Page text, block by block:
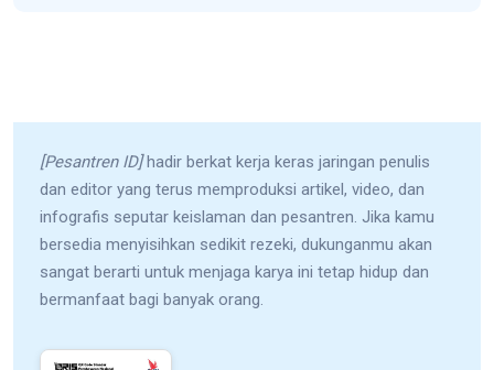
[Pesantren ID]hadir berkat kerja keras jaringan penulis
dan editor yang terus memproduksi artikel, video, dan
infografis seputar keislaman dan pesantren. Jika kamu
bersedia menyisihkan sedikit rezeki, dukunganmu akan
sangat berarti untuk menjaga karya ini tetap hidup dan
bermanfaat bagi banyak orang.